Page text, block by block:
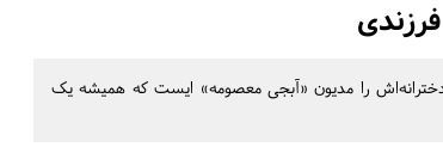
دلبری‌های دخترانه‌اش را مدیون «آبجی معصومه» ایست که همیشه یک